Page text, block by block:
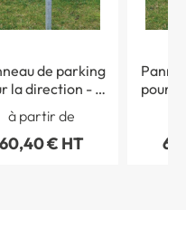
de parking
la direction - H
x L 450 mm - Alu
dibond 3 mm
à partir de
60,40 € HT
pour